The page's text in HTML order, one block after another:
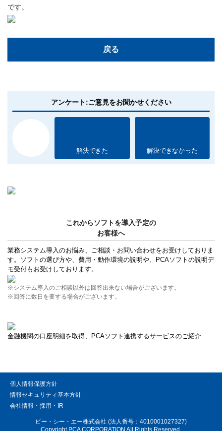
です。
戻る
アンケート:ご意見をお聞かせください
解決できた 解決できなかった
これからソフトを導入予定の
お客様へ
業務システム導入のお悩み、ご相談・お問い合わせをお受けしておりま
す。ソフトの選び方や、費用・動作環境の説明や、PCAソフトの説明デ
モ受付もお受けしております。
※システム導入のご相談以外は回答出来ない場合がございます。
※回答に数日を要する場合がございます。
金融機関の口座明細を取得、PCAソフト連携するサービスのご紹介
個人情報保護方針
情報セキュリティ基本方針
会社情報・採用・IR
ピー・シー・エー株式会社 (法人番号：4010001027327)
Copyright PCA CORPORATION All Rights Reserved.